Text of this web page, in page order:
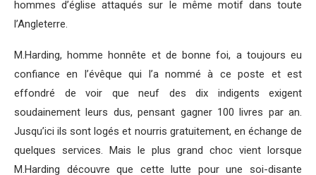
hommes d’église attaqués sur le même motif dans toute
l’Angleterre.
M.Harding, homme honnête et de bonne foi, a toujours eu
confiance en l’évêque qui l’a nommé à ce poste et est
effondré de voir que neuf des dix indigents exigent
soudainement leurs dus, pensant gagner 100 livres par an.
Jusqu’ici ils sont logés et nourris gratuitement, en échange de
quelques services. Mais le plus grand choc vient lorsque
M.Harding découvre que cette lutte pour une soi-disante